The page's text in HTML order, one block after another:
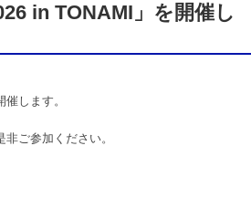
in TONAMI」を開催し
します。
ご参加ください。